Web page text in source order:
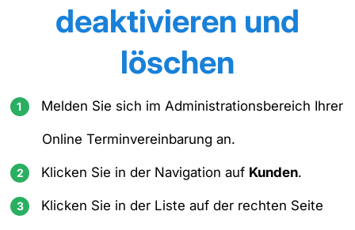
deaktivieren und
löschen
Melden Sie sich im Administrationsbereich Ihrer
Online Terminvereinbarung an.
Klicken Sie in der Navigation auf Kunden.
Klicken Sie in der Liste auf der rechten Seite